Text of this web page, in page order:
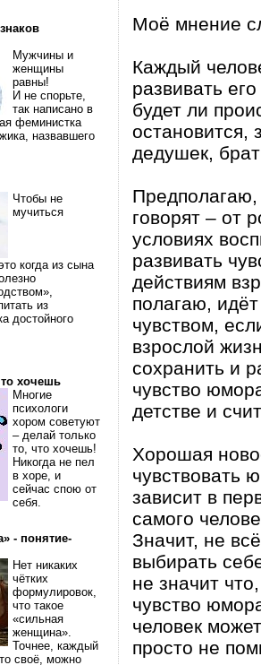
Мужчины и
женщины
равны!
И не спорьте,
так написано в
феминистка
назвавшего
Чтобы не
мучиться
когда из сына
из
достойного
хочешь
Многие
психологи
хором советуют
– делай только
то, что хочешь!
Никогда не пел
в хоре, и
сейчас спою от
себя.
- понятие-
Нет никаких
чётких
формулировок,
что такое
«сильная
женщина».
Точнее, каждый
своё, можно
Моё мнение
Каждый
развивать
будет ли
остановится,
дедушек,
говорят – от
условиях
развивать
действиям
полагаю,
чувством,
взрослой
сохранить и
чувство
детстве и
Хорошая
чувствовать
зависит в
самого
Значит, не
выбирать
не значит
чувство
человек
просто не